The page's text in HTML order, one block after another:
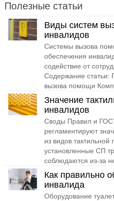
Полезные статьи
Виды систем
инвалидов
Системы вызова
обеспечения
содействие от
Содержание статьи:
вызова помощи
Значение
инвалидов
Своды Правил и
регламентируют
из видов
установленные СП
соблюдаются из-за
Как правильно
инвалида
Оборудование